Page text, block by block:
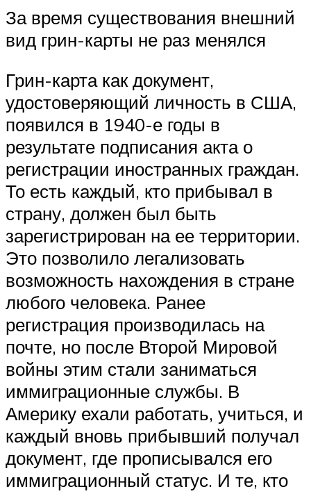
За время существования внешний
вид грин-карты не раз менялся
Грин-карта как документ,
удостоверяющий личность в США,
появился в 1940-е годы в
результате подписания акта о
регистрации иностранных граждан.
То есть каждый, кто прибывал в
страну, должен был быть
зарегистрирован на ее территории.
Это позволило легализовать
возможность нахождения в стране
любого человека. Ранее
регистрация производилась на
почте, но после Второй Мировой
войны этим стали заниматься
иммиграционные службы. В
Америку ехали работать, учиться, и
каждый вновь прибывший получал
документ, где прописывался его
иммиграционный статус. И те, кто